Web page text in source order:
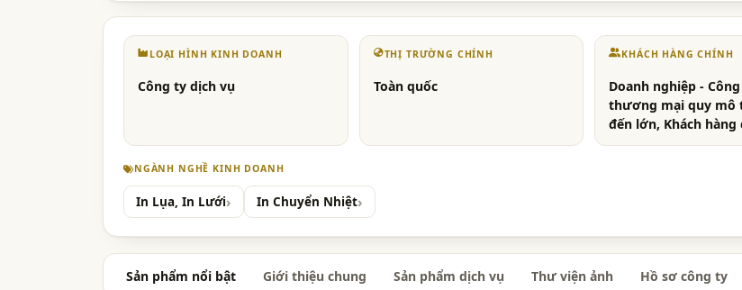
LOẠI HÌNH KINH DOANH
Công ty dịch vụ
THỊ TRƯỜNG CHÍNH
Toàn quốc
KHÁCH HÀNG CHÍNH
Doanh nghiệp -
thương mại quy mô
đến lớn, Khách hàng
NGÀNH NGHỀ KINH DOANH
In Lụa, In Lưới In Chuyển Nhiệt
Sản phẩm nổi bật Giới thiệu chung Sản phẩm dịch vụ Thư viện ảnh Hồ sơ công ty